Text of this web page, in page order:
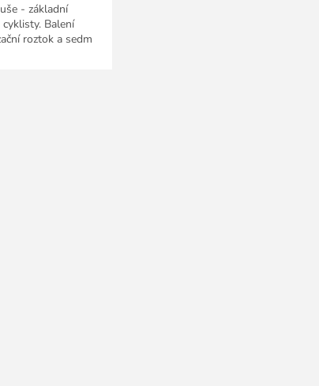
- základní
Balení
roztok a sedm